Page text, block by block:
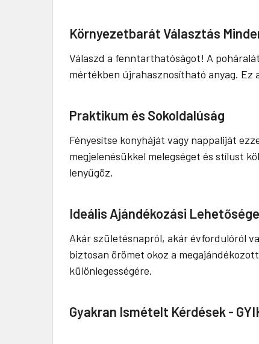
Környezetbarát Választás
Válaszd a fenntarthatóságot! A
mértékben újrahasznosítható anyag. Ez
Praktikum és Sokoldalúság
Fényesítse konyháját vagy nappaliját
megjelenésükkel melegséget és stílust
lenyűgöz.
Ideális Ajándékozási
Akár születésnapról, akár évfordulóról
biztosan örömet okoz a
különlegességére.
Gyakran Ismételt Kérdések -